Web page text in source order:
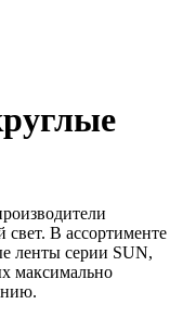
свет. В ассортименте
ленты серии SUN,
максимально